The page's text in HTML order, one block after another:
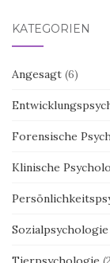
KATEGORIEN
Angesagt (6)
Forensische
Klinische
Sozialpsychologie